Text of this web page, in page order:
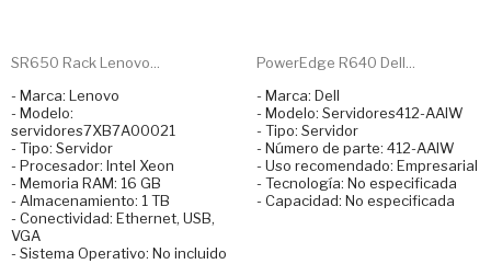
SR650 Rack Lenovo...
- Marca: Lenovo
- Modelo:
servidores7XB7A00021
- Tipo: Servidor
- Procesador: Intel Xeon
- Memoria RAM: 16 GB
- Almacenamiento: 1 TB
- Conectividad: Ethernet, USB,
VGA
- Sistema Operativo: No incluido
PowerEdge R640 Dell...
- Marca: Dell
- Modelo: Servidores412-AAIW
- Tipo: Servidor
- Número de parte: 412-AAIW
- Uso recomendado: Empresarial
- Tecnología: No especificada
- Capacidad: No especificada